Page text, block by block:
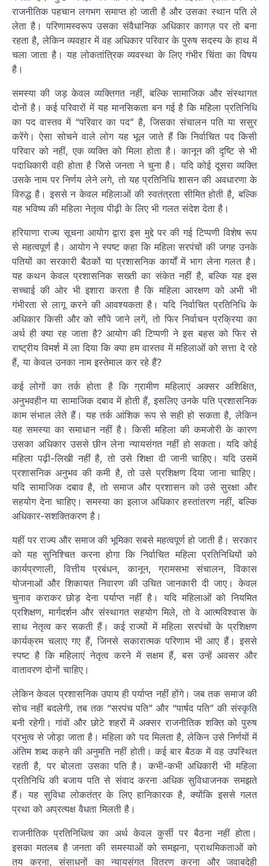
राजनीतिक पहचान लगभग समाप्त हो जाती है और उसका स्थान पति ले
लेता है। परिणामस्वरूप उसका संवैधानिक अधिकार कागज़ पर तो बना
रहता है, लेकिन व्यवहार में वह अधिकार परिवार के पुरुष सदस्य के हाथ में
चला जाता है। यह लोकतांत्रिक व्यवस्था के लिए गंभीर चिंता का विषय
है।
समस्या की जड़ केवल व्यक्तिगत नहीं, बल्कि सामाजिक और संस्थागत
दोनों है। कई परिवारों में यह मानसिकता बन गई है कि महिला प्रतिनिधि
का पद वास्तव में “परिवार का पद” है, जिसका संचालन पति या ससुर
करेंगे। ऐसा सोचने वाले लोग यह भूल जाते हैं कि निर्वाचित पद किसी
परिवार को नहीं, एक व्यक्ति को मिला होता है। कानून की दृष्टि से भी
पदाधिकारी वही होता है जिसे जनता ने चुना है। यदि कोई दूसरा व्यक्ति
उसके नाम पर निर्णय लेने लगे, तो यह प्रतिनिधि शासन की अवधारणा के
विरुद्ध है। इससे न केवल महिलाओं की स्वतंत्रता सीमित होती है, बल्कि
यह भविष्य की महिला नेतृत्व पीढ़ी के लिए भी गलत संदेश देता है।
हरियाणा राज्य सूचना आयोग द्वारा इस मुद्दे पर की गई टिप्पणी विशेष रूप
से महत्वपूर्ण है। आयोग ने स्पष्ट कहा कि महिला सरपंचों की जगह उनके
पतियों का सरकारी बैठकों या प्रशासनिक कार्यों में भाग लेना गलत है।
यह कथन केवल प्रशासनिक सख्ती का संकेत नहीं है, बल्कि यह इस
सच्चाई की ओर भी इशारा करता है कि महिला आरक्षण को अभी भी
गंभीरता से लागू करने की आवश्यकता है। यदि निर्वाचित प्रतिनिधि के
अधिकार किसी और को सौंपे जाने लगें, तो फिर निर्वाचन प्रक्रिया का
अर्थ ही क्या रह जाता है? आयोग की टिप्पणी ने इस बहस को फिर से
राष्ट्रीय विमर्श में ला दिया कि क्या हम वास्तव में महिलाओं को सत्ता दे रहे
हैं, या केवल उनका नाम इस्तेमाल कर रहे हैं?
कई लोगों का तर्क होता है कि ग्रामीण महिलाएं अक्सर अशिक्षित,
अनुभवहीन या सामाजिक दबाव में होती हैं, इसलिए उनके पति प्रशासनिक
काम संभाल लेते हैं। यह तर्क आंशिक रूप से सही हो सकता है, लेकिन
यह समस्या का समाधान नहीं है। किसी महिला की कमजोरी के कारण
उसका अधिकार उससे छीन लेना न्यायसंगत नहीं हो सकता। यदि कोई
महिला पढ़ी-लिखी नहीं है, तो उसे शिक्षा दी जानी चाहिए। यदि उसमें
प्रशासनिक अनुभव की कमी है, तो उसे प्रशिक्षण दिया जाना चाहिए।
यदि सामाजिक दबाव है, तो समाज और प्रशासन को उसे सुरक्षा और
सहयोग देना चाहिए। समस्या का इलाज अधिकार हस्तांतरण नहीं, बल्कि
अधिकार-सशक्तिकरण है।
यहीं पर राज्य और समाज की भूमिका सबसे महत्वपूर्ण हो जाती है। सरकार
को यह सुनिश्चित करना होगा कि निर्वाचित महिला प्रतिनिधियों को
कार्यप्रणाली, वित्तीय प्रबंधन, कानून, ग्रामसभा संचालन, विकास
योजनाओं और शिकायत निवारण की उचित जानकारी दी जाए। केवल
चुनाव कराकर छोड़ देना पर्याप्त नहीं है। यदि महिलाओं को नियमित
प्रशिक्षण, मार्गदर्शन और संस्थागत सहयोग मिले, तो वे आत्मविश्वास के
साथ नेतृत्व कर सकती हैं। कई राज्यों में महिला सरपंचों के प्रशिक्षण
कार्यक्रम चलाए गए हैं, जिनसे सकारात्मक परिणाम भी आए हैं। इससे
स्पष्ट है कि महिलाएं नेतृत्व करने में सक्षम हैं, बस उन्हें अवसर और
वातावरण दोनों चाहिए।
लेकिन केवल प्रशासनिक उपाय ही पर्याप्त नहीं होंगे। जब तक समाज की
सोच नहीं बदलेगी, तब तक “सरपंच पति” और “पार्षद पति” की संस्कृति
बनी रहेगी। गांवों और छोटे शहरों में अक्सर राजनीतिक शक्ति को पुरुष
प्रभुत्व से जोड़ा जाता है। महिला को पद मिलता है, लेकिन उसे निर्णयों में
अंतिम शब्द कहने की अनुमति नहीं होती। कई बार बैठक में वह उपस्थित
रहती है, पर बोलता उसका पति है। कभी-कभी अधिकारी भी महिला
प्रतिनिधि की बजाय पति से संवाद करना अधिक सुविधाजनक समझते
हैं। यह सुविधा लोकतंत्र के लिए हानिकारक है, क्योंकि इससे गलत
प्रथा को अप्रत्यक्ष वैधता मिलती है।
राजनीतिक प्रतिनिधित्व का अर्थ केवल कुर्सी पर बैठना नहीं होता।
इसका मतलब है जनता की समस्याओं को समझना, प्राथमिकताओं को
तय करना, संसाधनों का न्यायसंगत वितरण करना और जवाबदेही